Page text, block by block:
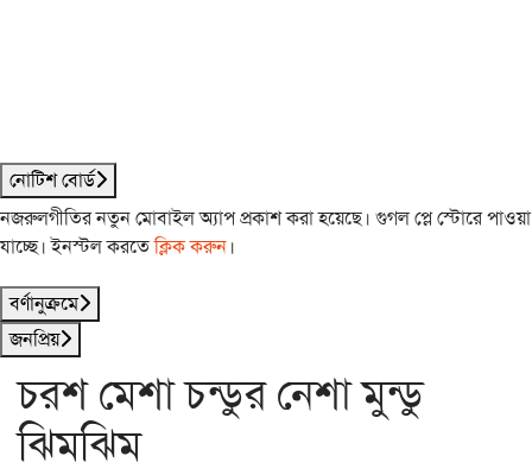
নোটিশ বোর্ড
নজরুলগীতির নতুন মোবাইল অ্যাপ প্রকাশ করা হয়েছে। গুগল প্লে স্টোরে পাওয়া
যাচ্ছে। ইনস্টল করতেক্লিক করুন।
বর্ণানুক্রমে
জনপ্রিয়
চরশ মেশা চন্ডুর নেশা মুন্ডু
ঝিমঝিম